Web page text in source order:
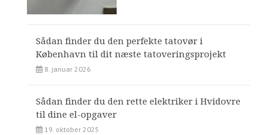
Sådan finder du den perfekte tatovør i
København til dit næste tatoveringsprojekt
8. januar 2026
Sådan finder du den rette elektriker i Hvidovre
til dine el-opgaver
19. oktober 2025